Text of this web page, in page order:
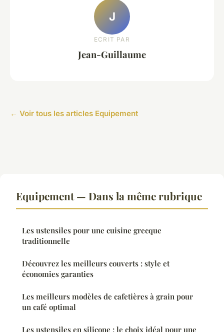
J
ECRIT PAR
Jean-Guillaume
← Voir tous les articles Equipement
Equipement — Dans la même rubrique
Les ustensiles pour une cuisine grecque
traditionnelle
Découvrez les meilleurs couverts : style et
économies garanties
Les meilleurs modèles de cafetières à grain pour
un café optimal
Les ustensiles en silicone : le choix idéal pour une